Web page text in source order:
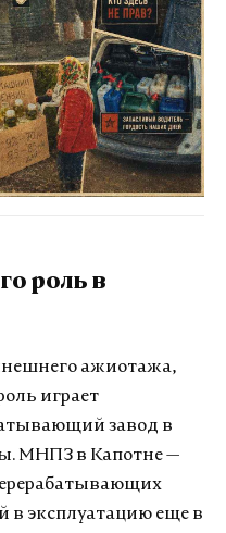
роль в
ажиотажа,
играет
завод в
МНПЗ в Капотне —
в эксплуатацию еще в